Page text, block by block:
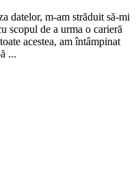
datelor, m-am străduit să-mi
scopul de a urma o carieră
acestea, am întâmpinat
...